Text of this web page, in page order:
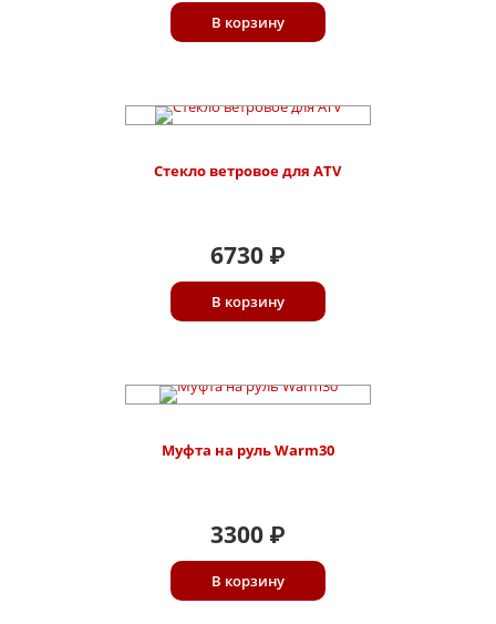
В корзину
Стекло ветровое для ATV
6730 ₽
В корзину
Муфта на руль Warm30
3300 ₽
В корзину